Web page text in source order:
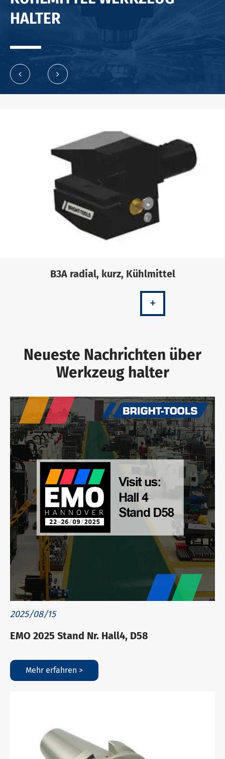
HALTER
B3A radial, kurz, Kühlmittel
+
Neueste Nachrichten über
Werkzeug halter
2025/08/15
EMO 2025 Stand Nr. Hall4, D58
Mehr erfahren >